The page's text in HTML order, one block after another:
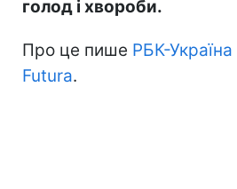
голод і хвороби.
Про це пише РБК-Україна
Futura.